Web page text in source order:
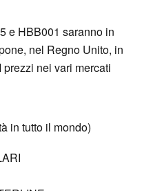
e HBB001 saranno in
nel Regno Unito, in
nei vari mercati
in tutto il mondo)